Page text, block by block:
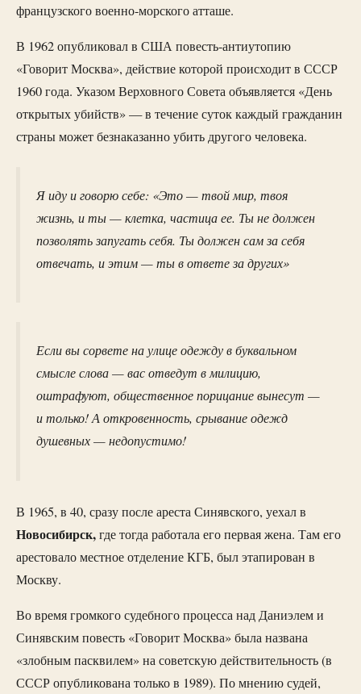
французского военно-морского атташе.
В 1962 опубликовал в США повесть-антиутопию
«Говорит Москва», действие которой происходит в СССР
1960 года. Указом Верховного Совета объявляется «День
открытых убийств» — в течение суток каждый гражданин
страны может безнаказанно убить другого человека.
Я иду и говорю себе: «Это — твой мир, твоя
жизнь, и ты — клетка, частица ее. Ты не должен
позволять запугать себя. Ты должен сам за себя
отвечать, и этим — ты в ответе за других»
Если вы сорвете на улице одежду в буквальном
смысле слова — вас отведут в милицию,
оштрафуют, общественное порицание вынесут —
и только! А откровенность, срывание одежд
душевных — недопустимо!
В 1965, в 40, сразу после ареста Синявского, уехал в
Новосибирск,где тогда работала его первая жена. Там его
арестовало местное отделение КГБ, был этапирован в
Москву.
Во время громкого судебного процесса над Даниэлем и
Синявским повесть «Говорит Москва» была названа
«злобным пасквилем» на советскую действительность (в
СССР опубликована только в 1989). По мнению судей,